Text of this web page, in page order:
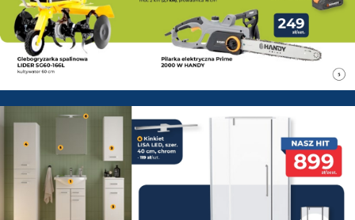
PSB Mrówka Zwoleń -